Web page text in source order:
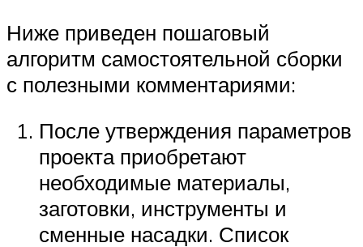
Ниже приведен пошаговый
алгоритм самостоятельной сборки
с полезными комментариями:
После утверждения параметров
проекта приобретают
необходимые материалы,
заготовки, инструменты и
сменные насадки. Список